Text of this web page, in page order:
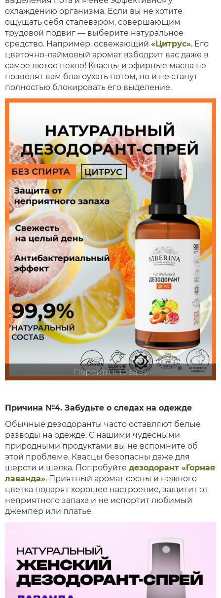
охлаждению организма. Если вы не хотите
ощущать себя сталеваром, совершающим
трудовой подвиг — выберите натуральное
средство. Например, освежающий «Цитрус». Его
цветочно-лаймовый аромат взбодрит вас даже в
самое лютое пекло! Квасцы и эфирные масла не
позволят вам благоухать потом, но и не станут
полностью блокировать его выделение.
Перейти к товару
Причина №4. Забудьте о следах на одежде
Обычные дезодоранты часто оставляют белые
разводы на одежде. С нашими чудесными
природными продуктами вы не вспомните об
этой проблеме. Квасцы безопасны даже для
шерсти и шелка. Попробуйте дезодорант «Горная
лаванда». Приятный аромат сосны и нежного
цветка подарят хорошее настроение, защитит от
неприятного запаха и не испортит любимый
джемпер или платье.